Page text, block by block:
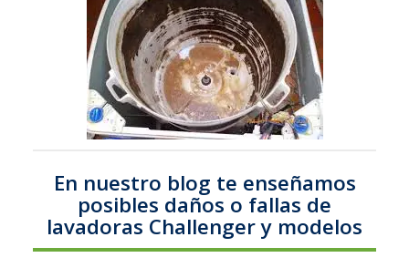
En nuestro blog te enseñamos
posibles daños o fallas de
lavadoras Challenger y modelos